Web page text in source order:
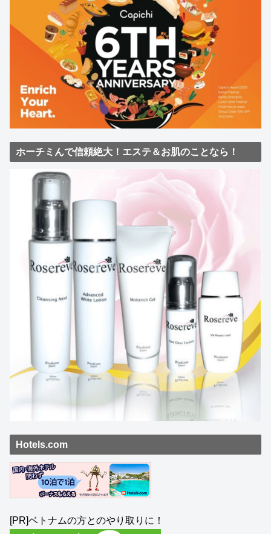
ホーチミんで信頼絶大！エステ＆お肌のことなら！
Hotels.com
[PR]ベトナムの方とのやり取りに！